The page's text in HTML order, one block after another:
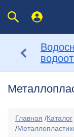
Главная /Каталог
/